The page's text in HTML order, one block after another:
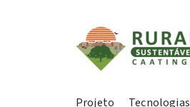
Projeto Tecnologias